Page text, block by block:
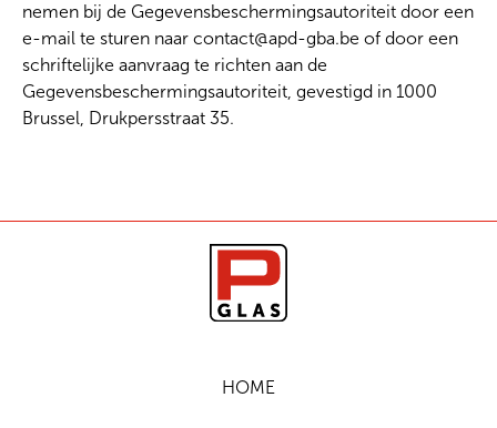
nemen bij de Gegevensbeschermingsautoriteit door een
e-mail te sturen naar contact@apd-gba.be of door een
schriftelijke aanvraag te richten aan de
Gegevensbeschermingsautoriteit, gevestigd in 1000
Brussel, Drukpersstraat 35.
HOME